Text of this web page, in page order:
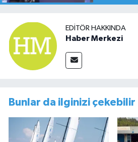
EDITÖR HAKKINDA
Haber Merkezi
Bunlar da ilginizi çekebilir